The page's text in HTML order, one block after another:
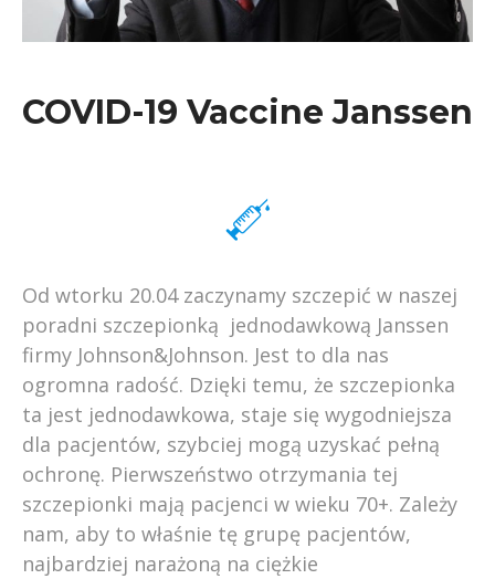
COVID-19 Vaccine Janssen
Od wtorku 20.04 zaczynamy szczepić w naszej
poradni szczepionką jednodawkową Janssen
firmy Johnson&Johnson. Jest to dla nas
ogromna radość. Dzięki temu, że szczepionka
ta jest jednodawkowa, staje się wygodniejsza
dla pacjentów, szybciej mogą uzyskać pełną
ochronę. Pierwszeństwo otrzymania tej
szczepionki mają pacjenci w wieku 70+. Zależy
nam, aby to właśnie tę grupę pacjentów,
najbardziej narażoną na ciężkie